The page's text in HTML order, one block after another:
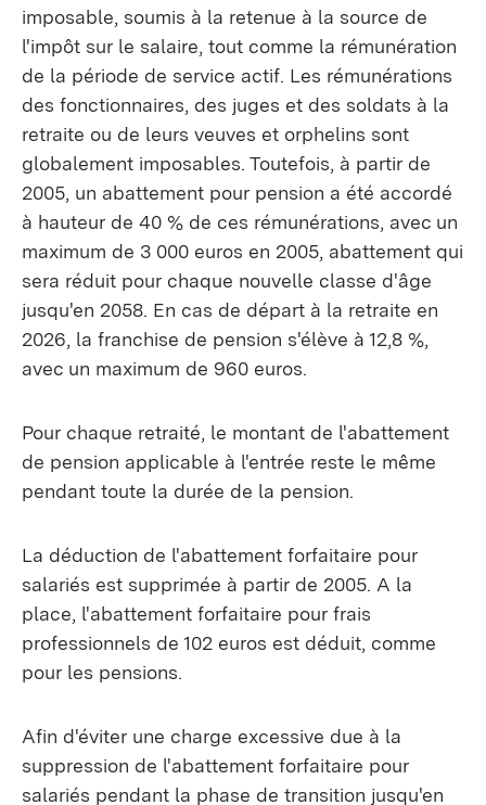
imposable, soumis à la retenue à la source de
l'impôt sur le salaire, tout comme la rémunération
de la période de service actif. Les rémunérations
des fonctionnaires, des juges et des soldats à la
retraite ou de leurs veuves et orphelins sont
globalement imposables. Toutefois, à partir de
2005, un abattement pour pension a été accordé
à hauteur de 40 % de ces rémunérations, avec un
maximum de 3 000 euros en 2005, abattement qui
sera réduit pour chaque nouvelle classe d'âge
jusqu'en 2058. En cas de départ à la retraite en
2026, la franchise de pension s'élève à 12,8 %,
avec un maximum de 960 euros.
Pour chaque retraité, le montant de l'abattement
de pension applicable à l'entrée reste le même
pendant toute la durée de la pension.
La déduction de l'abattement forfaitaire pour
salariés est supprimée à partir de 2005. A la
place, l'abattement forfaitaire pour frais
professionnels de 102 euros est déduit, comme
pour les pensions.
Afin d'éviter une charge excessive due à la
suppression de l'abattement forfaitaire pour
salariés pendant la phase de transition jusqu'en